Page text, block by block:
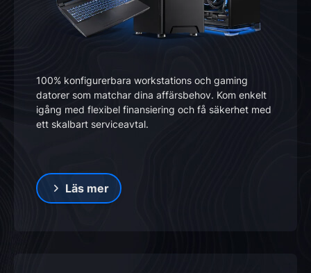
100% konfigurerbara workstations och gaming
datorer som matchar dina affärsbehov. Kom enkelt
igång med flexibel finansiering och få säkerhet med
ett skalbart serviceavtal.
Läs mer